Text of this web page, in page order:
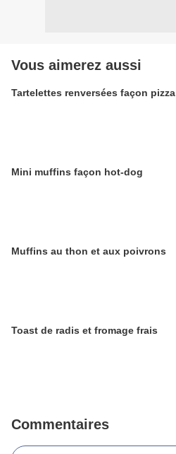
Vous aimerez aussi
Tartelettes renversées façon pizza
Mini muffins façon hot-dog
Muffins au thon et aux poivrons
Toast de radis et fromage frais
Commentaires